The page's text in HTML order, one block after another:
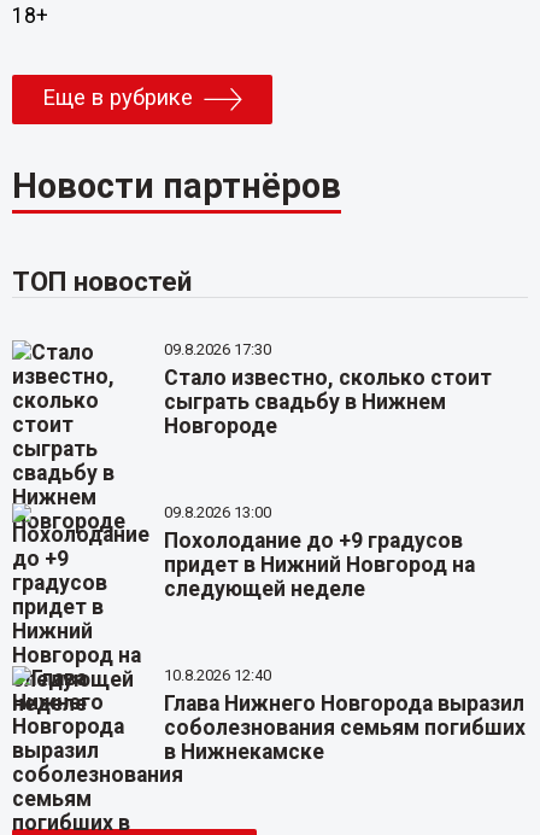
18+
Еще в рубрике
Новости партнёров
ТОП новостей
09.8.2026 17:30
Стало известно, сколько стоит
сыграть свадьбу в Нижнем
Новгороде
09.8.2026 13:00
Похолодание до +9 градусов
придет в Нижний Новгород на
следующей неделе
10.8.2026 12:40
Глава Нижнего Новгорода выразил
соболезнования семьям погибших
в Нижнекамске